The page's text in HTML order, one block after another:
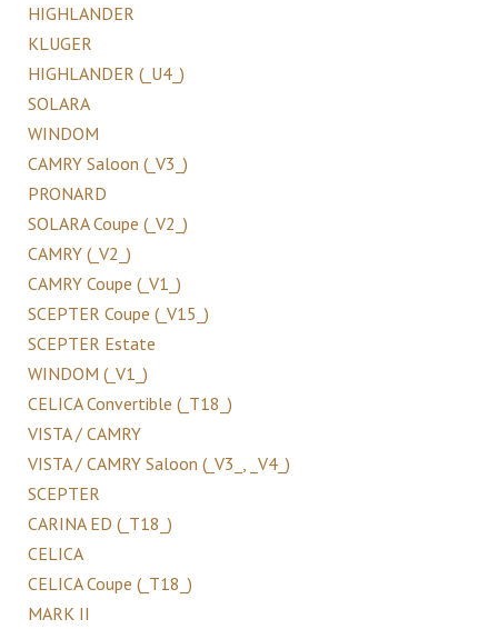
HIGHLANDER
KLUGER
HIGHLANDER (_U4_)
SOLARA
WINDOM
CAMRY Saloon (_V3_)
PRONARD
SOLARA Coupe (_V2_)
CAMRY (_V2_)
CAMRY Coupe (_V1_)
SCEPTER Coupe (_V15_)
SCEPTER Estate
WINDOM (_V1_)
CELICA Convertible (_T18_)
VISTA / CAMRY
VISTA / CAMRY Saloon (_V3_, _V4_)
SCEPTER
CARINA ED (_T18_)
CELICA
CELICA Coupe (_T18_)
MARK II